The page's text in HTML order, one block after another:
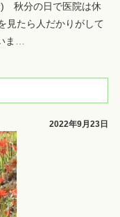
) 秋分の日で医院は休
見たら人だかりがして
ま …
2022年9月23日